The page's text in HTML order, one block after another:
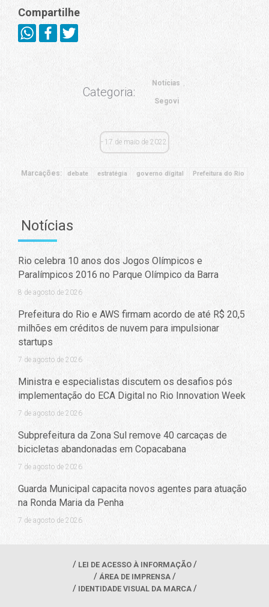
Compartilhe
Categoria:
Notícias
Segovi
17 de maio de 2022
Marcações: debate estratégia governo digital Prefeitura do Rio
Notícias
Rio celebra 10 anos dos Jogos Olímpicos e
Paralímpicos 2016 no Parque Olímpico da Barra
8 de agosto de 2026
Prefeitura do Rio e AWS firmam acordo de até R$ 20,5
milhões em créditos de nuvem para impulsionar
startups
7 de agosto de 2026
Ministra e especialistas discutem os desafios pós
implementação do ECA Digital no Rio Innovation Week
7 de agosto de 2026
Subprefeitura da Zona Sul remove 40 carcaças de
bicicletas abandonadas em Copacabana
7 de agosto de 2026
Guarda Municipal capacita novos agentes para atuação
na Ronda Maria da Penha
7 de agosto de 2026
LEI DE ACESSO À INFORMAÇÃO
ÁREA DE IMPRENSA
IDENTIDADE VISUAL DA MARCA